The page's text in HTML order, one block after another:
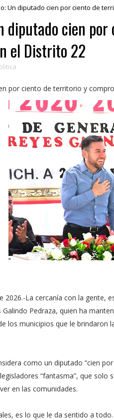
Un diputado cien por ciento de
diputado cien
el Distrito 22
por ciento de territorio y
2026.-La cercanía con la gente,
Pedraza, quien ha
los municipios que le brindaron
como un diputado “cien
“fantasma”, que solo
en las comunidades.
es lo que le da sentido a